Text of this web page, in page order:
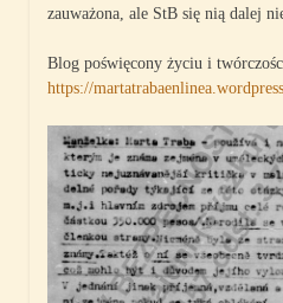
zauważona, ale StB się nią dalej
Blog poświęcony życiu i
https://